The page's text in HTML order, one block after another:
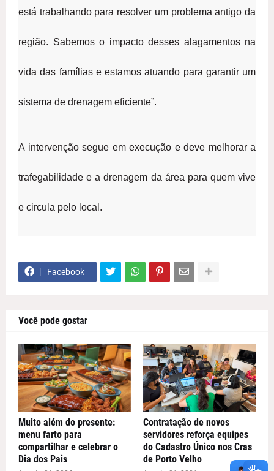
está trabalhando para resolver um problema antigo da
região. Sabemos o impacto desses alagamentos na
vida das famílias e estamos atuando para garantir um
sistema de drenagem eficiente”.
A intervenção segue em execução e deve melhorar a
trafegabilidade e a drenagem da área para quem vive
e circula pelo local.
Facebook
Você pode gostar
Muito além do presente:
menu farto para
compartilhar e celebrar o
Dia dos Pais
Contratação de novos
servidores reforça equipes
do Cadastro Único nos Cras
de Porto Velho